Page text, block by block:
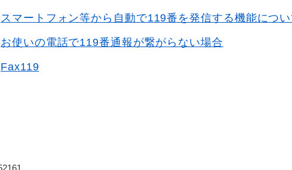
スマートフォン等から自動で119番を発信する機能につい
お使いの電話で119番通報が繋がらない場合
Fax119